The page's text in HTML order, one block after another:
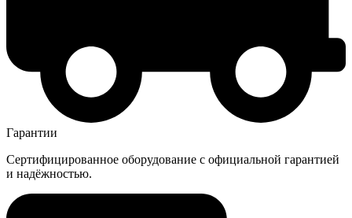
Гарантии
Сертифицированное оборудование с официальной гарантией
и надёжностью.